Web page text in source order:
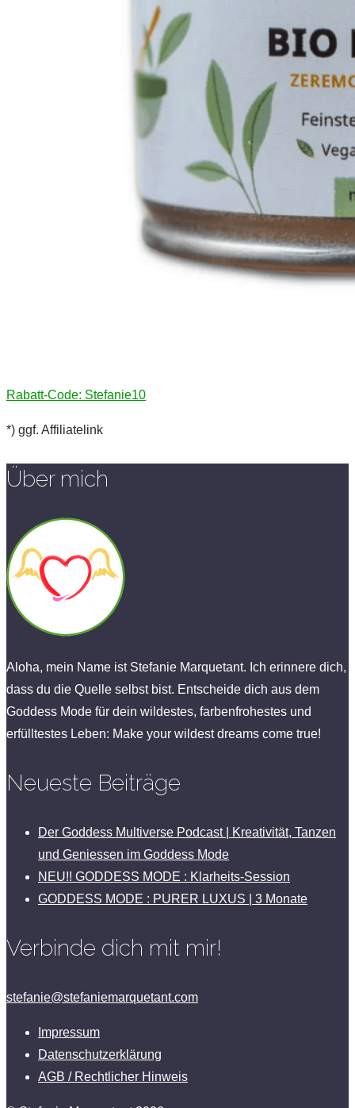
Rabatt-Code: Stefanie10
*) ggf. Affiliatelink
Über mich
Aloha, mein Name ist Stefanie Marquetant. Ich erinnere dich,
dass du die Quelle selbst bist. Entscheide dich aus dem
Goddess Mode für dein wildestes, farbenfrohestes und
erfülltestes Leben: Make your wildest dreams come true!
Neueste Beiträge
Der Goddess Multiverse Podcast | Kreativität, Tanzen
und Geniessen im Goddess Mode
NEU!! GODDESS MODE : Klarheits-Session
GODDESS MODE : PURER LUXUS | 3 Monate
Verbinde dich mit mir!
stefanie@stefaniemarquetant.com
Impressum
Datenschutzerklärung
AGB / Rechtlicher Hinweis